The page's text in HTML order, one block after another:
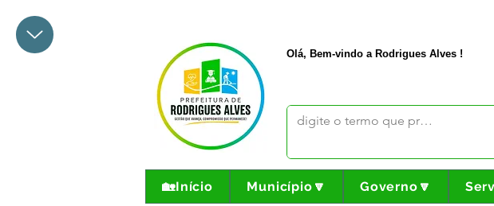
Olá, Bem-vindo a Rodrigues Alves !
🏡Início Município🔽 Governo🔽